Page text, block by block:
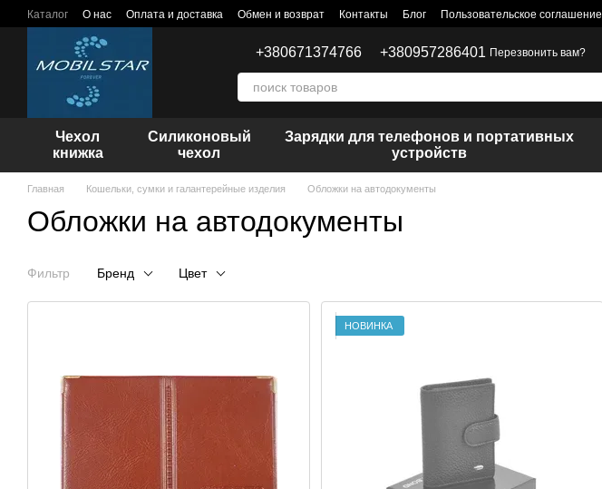
Перейти к основному контенту
Каталог О нас Оплата и доставка Обмен и возврат Контакты Блог Пользовательское соглашение
+380671374766 +380957286401 Перезвонить вам?
Чехол
книжка
Силиконовый
чехол
Зарядки для телефонов и портативных
устройств
Главная Кошельки, сумки и галантерейные изделия Обложки на автодокументы
Обложки на автодокументы
Фильтр Бренд Цвет
НОВИНКА